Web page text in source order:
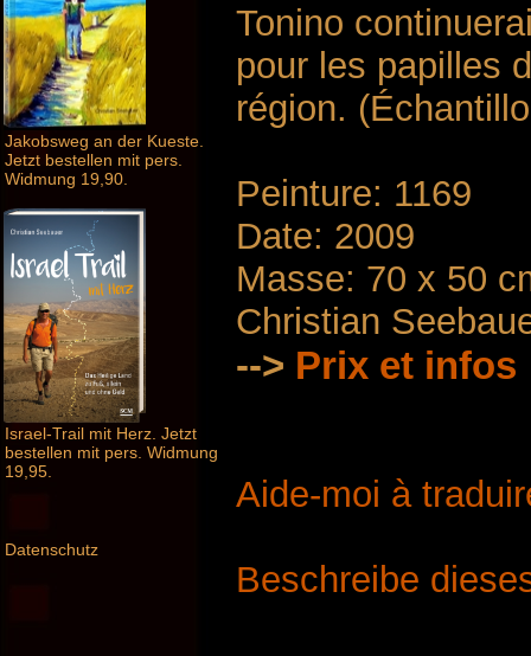
Jakobsweg an der Kueste.
Jetzt bestellen mit pers.
Widmung 19,90.
Israel-Trail mit Herz. Jetzt
bestellen mit pers. Widmung
19,95.
Datenschutz
Tonino
pour les papilles
région.
Peinture: 1169
Date: 2009
Masse: 70 x 50
Christian
--> Prix ​​et infos
Aide-moi à
Beschreibe